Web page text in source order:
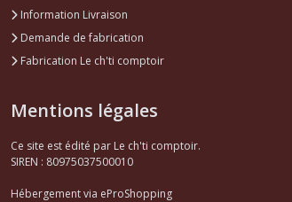
Super5-
R5
Filtres
Super5
r5
(2)
Information Livraison
Demande de fabrication
Fabrication Le ch'ti comptoir
Mentions légales
Ce site est édité par Le ch'ti comptoir.
SIREN : 80975037500010
Hébergement via eProShopping